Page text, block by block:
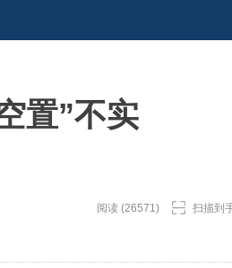
置”不实
阅读 (26571) 扫描到